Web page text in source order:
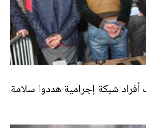
أفراد شبكة إجرامية هددوا سلامة